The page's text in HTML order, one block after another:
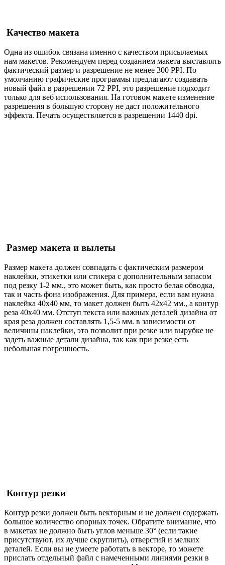
Качество макета
Одна из ошибок связана именно с качеством присылаемых
нам макетов. Рекомендуем перед созданием макета выставлять
фактический размер и разрешение не менее 300 PPI. По
умолчанию графические программы предлагают создавать
новый файл в разрешении 72 PPI, это разрешение подходит
только для веб использования. На готовом макете изменение
разрешения в большую сторону не даст положительного
эффекта. Печать осуществляется в разрешении 1440 dpi.
Размер макета и вылеты
Размер макета должен совпадать с фактическим размером
наклейки, этикетки или стикера с дополнительным запасом
под резку 1-2 мм., это может быть, как просто белая обводка,
так и часть фона изображения. Для примера, если вам нужна
наклейка 40х40 мм, то макет должен быть 42х42 мм., а контур
реза 40х40 мм. Отступ текста или важных деталей дизайна от
края реза должен составлять 1,5-5 мм. в зависимости от
величины наклейки, это позволит при резке или вырубке не
задеть важные детали дизайна, так как при резке есть
небольшая погрешность.
Контур резки
Контур резки должен быть векторным и не должен содержать
большое количество опорных точек. Обратите внимание, что
в макетах не должно быть углов меньше 30° (если такие
присутствуют, их лучше скруглить), отверстий и мелких
деталей. Если вы не умеете работать в векторе, то можете
прислать отдельный файл с намеченными линиями резки в